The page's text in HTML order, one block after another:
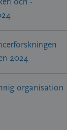
och -
2024
organisation